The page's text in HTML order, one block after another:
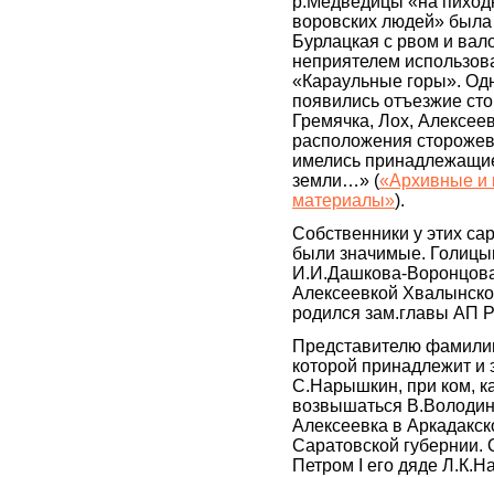
воровских людей»
Бурлацкая с рвом и
неприятелем
«Караульные горы».
появились отъезжие
Гремячка, Лох,
расположения
имелись
земли…» («Архивные и
материалы»).
Собственники у этих
были значимые.
И.И.Дашкова-
Алексеевкой
родился зам.главы АП
Представителю
которой принадлежит
С.Нарышкин, при ком,
возвышаться
Алексеевка в
Саратовской
Петром I его дяде